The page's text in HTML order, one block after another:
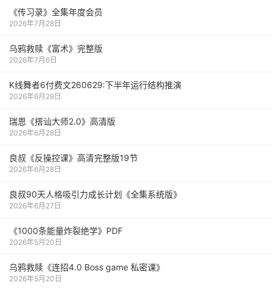
《传习录》全集年度会员
2026年7月28日
乌鸦救赎《富术》完整版
2026年7月6日
K线舞者6付费文260629:下半年运行结构推演
2026年6月29日
瑞恩《搭讪大师2.0》高清版
2026年6月28日
良叔《反操控课》高清完整版19节
2026年6月28日
良叔90天人格吸引力成长计划《全集系统版》
2026年6月27日
《1000‮能条‬‎量‮裂炸‬‎绝学》PDF
2026年5月20日
乌鸦救赎《连招4.0 Boss game 私密课》
2026年5月20日